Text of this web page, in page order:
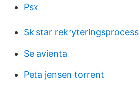
Psx
Skistar rekryteringsprocess
Se avienta
Peta jensen torrent